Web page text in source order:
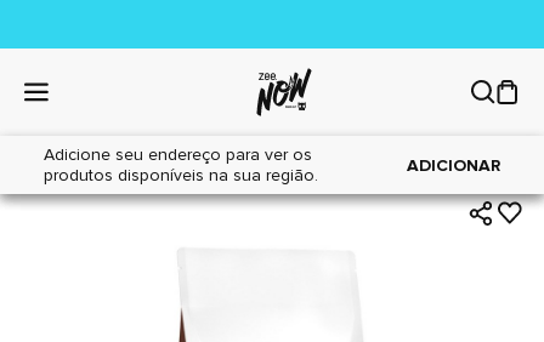
Adicione seu endereço para ver os
produtos disponíveis na sua região.
ADICIONAR
Home|Cães|Alimentos